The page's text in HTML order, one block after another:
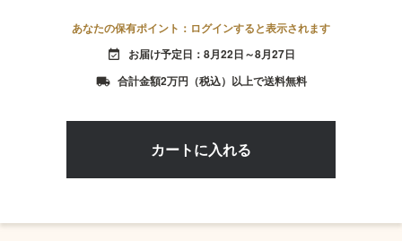
あなたの保有ポイント：ログインすると表示されます
event_available お届け予定日：8月22日～8月27日
local_shipping 合計金額2万円（税込）以上で送料無料